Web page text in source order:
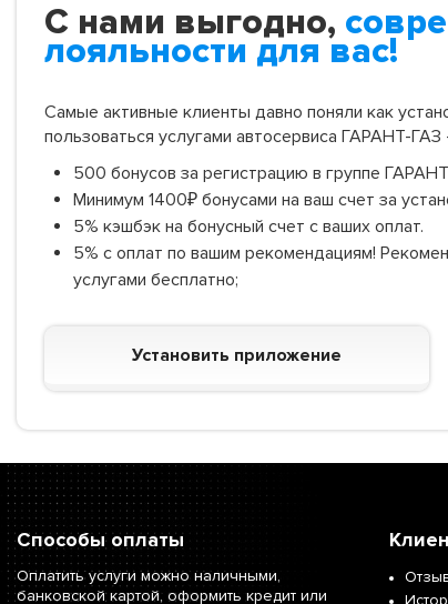
С нами выгодно,
лояльности для вас!
Самые активные клиенты давно поняли как
пользоваться услугами автосервиса ГАРАНТ-
500 бонусов за регистрацию в группе
Минимум 1400₽ бонусами на ваш счет за
5% кэшбэк на бонусный счет с ваших оплат.
5% с оплат по вашим рекомендациям!
услугами бесплатно;
Установить приложение
Способы оплаты
Оплатить услуги можно наличными,
банковской картой, оформить кредит или